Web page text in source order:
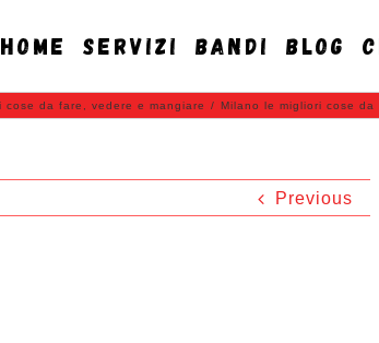
Home SERVIZI BANDI BLOG
cose da fare, vedere e mangiare / Milano le migliori cose
Previous